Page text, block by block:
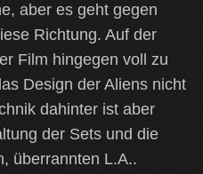
aber es geht gegen
Richtung. Auf der
Film hingegen voll zu
Design der Aliens nicht
dahinter ist aber
der Sets und die
überrannten L.A..